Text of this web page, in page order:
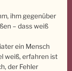
ihm gegenüber
– dass weiß
ein Mensch
weiß, erfahren ist
der Fehler